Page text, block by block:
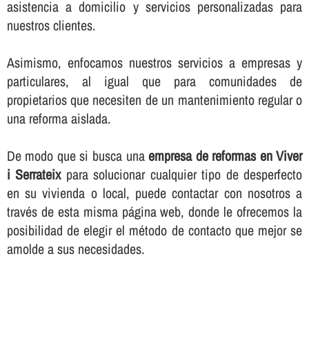
asistencia a domicilio y servicios personalizadas para
nuestros clientes.
Asimismo, enfocamos nuestros servicios a empresas y
particulares, al igual que para comunidades de
propietarios que necesiten de un mantenimiento regular o
una reforma aislada.
De modo que si busca unaempresa de reformas en Viver
i Serrateixpara solucionar cualquier tipo de desperfecto
en su vivienda o local, puede contactar con nosotros a
través de esta misma página web, donde le ofrecemos la
posibilidad de elegir el método de contacto que mejor se
amolde a sus necesidades.